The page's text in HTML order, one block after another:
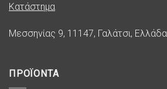
Κατάστημα
Μεσσηνίας 9, 11147, Γαλάτσι, Ελλάδα
ΠΡΟΪΟΝΤΑ